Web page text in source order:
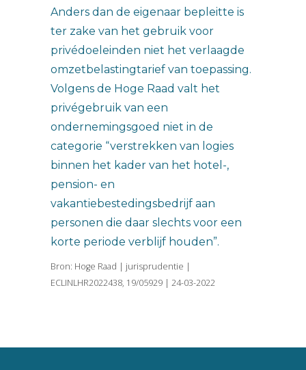
Anders dan de eigenaar bepleitte is
ter zake van het gebruik voor
privédoeleinden niet het verlaagde
omzetbelastingtarief van toepassing.
Volgens de Hoge Raad valt het
privégebruik van een
ondernemingsgoed niet in de
categorie “verstrekken van logies
binnen het kader van het hotel-,
pension- en
vakantiebestedingsbedrijf aan
personen die daar slechts voor een
korte periode verblijf houden”.
Bron: Hoge Raad | jurisprudentie |
ECLINLHR2022438, 19/05929 | 24-03-2022